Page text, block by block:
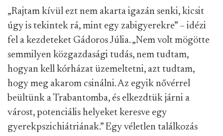
„Rajtam kívül ezt nem akarta igazán senki, kicsit
úgy is tekintek rá, mint egy zabigyerekre” – idézi
fel a kezdeteket Gádoros Júlia. „Nem volt mögötte
semmilyen közgazdasági tudás, nem tudtam,
hogyan kell kórházat üzemeltetni, azt tudtam,
hogy meg akarom csinálni. Az egyik nővérrel
beültünk a Trabantomba, és elkezdtük járni a
várost, potenciális helyeket keresve egy
gyerekpszichiátriának.” Egy véletlen találkozás